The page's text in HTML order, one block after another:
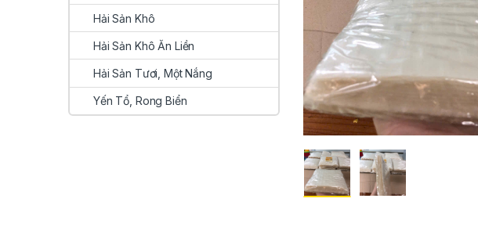
Hải Sản Khô
Hải Sản Khô Ăn Liền
Hải Sản Tươi, Một Nắng
Yến Tổ, Rong Biển